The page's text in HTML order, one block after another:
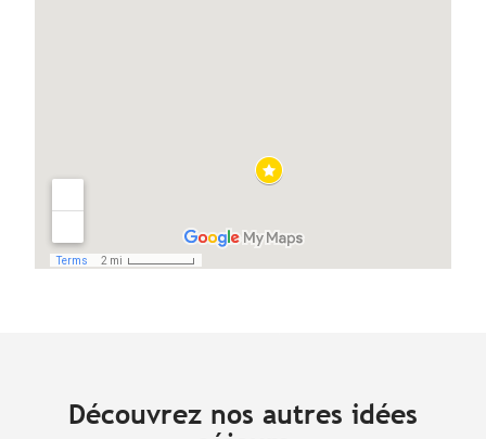
Découvrez nos autres idées